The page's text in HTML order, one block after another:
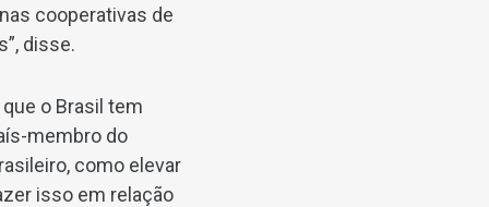
cooperativas de
disse.
o Brasil tem
membro do
como elevar
isso em relação